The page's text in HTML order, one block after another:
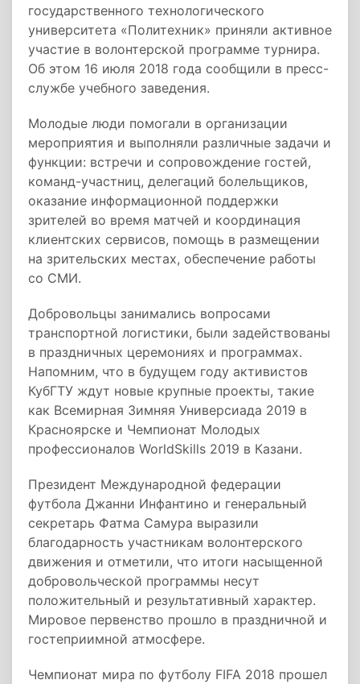
государственного технологического
университета «Политехник» приняли активное
участие в волонтерской программе турнира.
Об этом 16 июля 2018 года сообщили в пресс-
службе учебного заведения.
Молодые люди помогали в организации
мероприятия и выполняли различные задачи и
функции: встречи и сопровождение гостей,
команд-участниц, делегаций болельщиков,
оказание информационной поддержки
зрителей во время матчей и координация
клиентских сервисов, помощь в размещении
на зрительских местах, обеспечение работы
со СМИ.
Добровольцы занимались вопросами
транспортной логистики, были задействованы
в праздничных церемониях и программах.
Напомним, что в будущем году активистов
КубГТУ ждут новые крупные проекты, такие
как Всемирная Зимняя Универсиада 2019 в
Красноярске и Чемпионат Молодых
профессионалов WorldSkills 2019 в Казани.
Президент Международной федерации
футбола Джанни Инфантино и генеральный
секретарь Фатма Самура выразили
благодарность участникам волонтерского
движения и отметили, что итоги насыщенной
добровольческой программы несут
положительный и результативный характер.
Мировое первенство прошло в праздничной и
гостеприимной атмосфере.
Чемпионат мира по футболу FIFA 2018 прошел